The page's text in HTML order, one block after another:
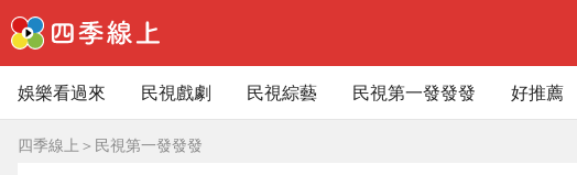
娛樂看過來 民視戲劇 民視綜藝 民視第一發發發 好推薦
四季線上 ＞ 民視第一發發發